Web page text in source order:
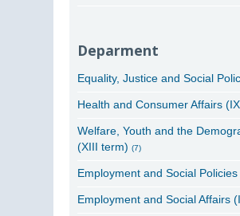
Deparment
Equality, Justice and Social
Health and Consumer Affairs
Welfare, Youth and the
(XIII term)(7)
Employment and Social
Employment and Social Affairs